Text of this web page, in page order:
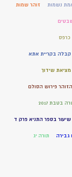
נשמות זוהר שמות
כרפס
קבלה בקריית אתא
מציאת שידוך
פירוש הסולם
בטבת 2017
שיעור בספר התניא פרק ד
גבירה תורה יג